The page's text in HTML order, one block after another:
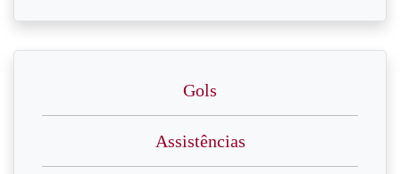
Gols
Assistências